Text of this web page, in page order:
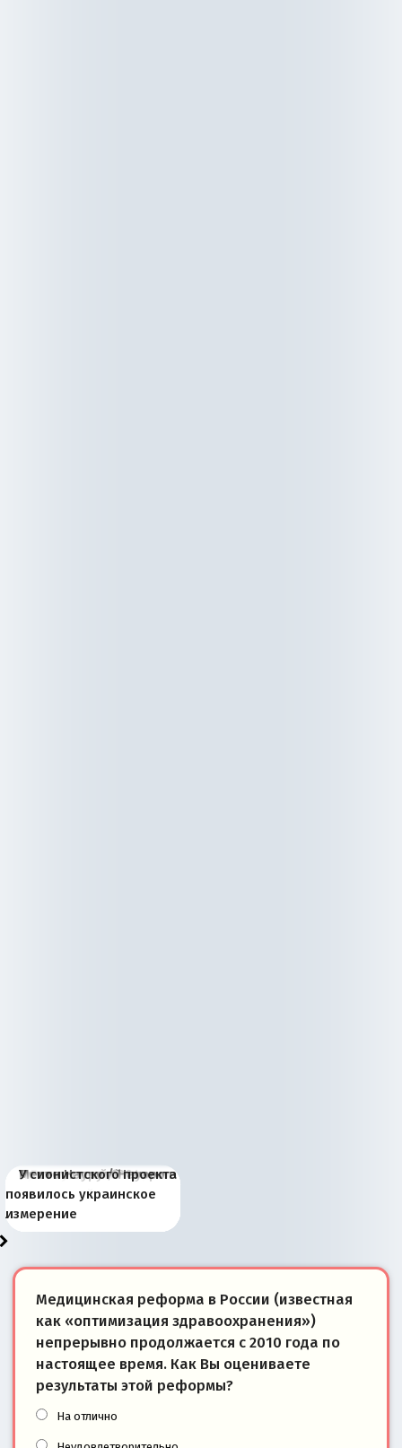
Киевская марионетка
Запада рассказала о
«переобувании» хозяев
В России назрели
перемены: 15 шагов к
суверенной экономике
Миграционный пожар
Европы
Россия начинает
сбрасывать балласт
Анкориджа
Россия зимой 1904
года: первые уступки во
внутренней политике
Русская нация вчера и
сегодня
Почему правый крах в
Варшаве не поможет её
отношениям с Россией?
Место Науру / Науэро в
современной истории
Южной Осетии
У сионистского проекта
появилось украинское
измерение
Медицинская реформа в России (известная
как «оптимизация здравоохранения»)
непрерывно продолжается с 2010 года по
настоящее время. Как Вы оцениваете
результаты этой реформы?
На отлично